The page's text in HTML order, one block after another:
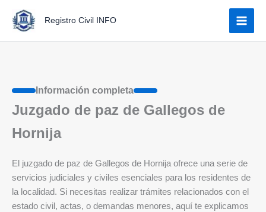
contenido
Registro Civil INFO
Información completa
Juzgado de paz de Gallegos de
Hornija
El juzgado de paz de Gallegos de Hornija ofrece una serie de
servicios judiciales y civiles esenciales para los residentes de
la localidad. Si necesitas realizar trámites relacionados con el
estado civil, actas, o demandas menores, aquí te explicamos